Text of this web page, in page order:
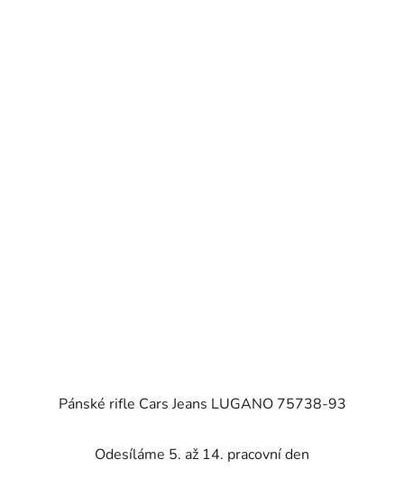
Pánské rifle Cars Jeans LUGANO 75738-93
Odesíláme 5. až 14. pracovní den